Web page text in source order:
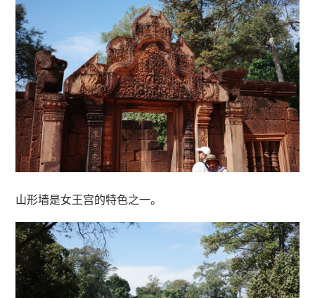
山形墙是女王宫的特色之一。